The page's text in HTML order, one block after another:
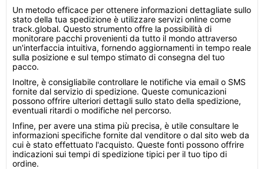
Un metodo efficace per ottenere informazioni dettagliate sullo
stato della tua spedizione è utilizzare servizi online come
track.global. Questo strumento offre la possibilità di
monitorare pacchi provenienti da tutto il mondo attraverso
un'interfaccia intuitiva, fornendo aggiornamenti in tempo reale
sulla posizione e sul tempo stimato di consegna del tuo
pacco.
Inoltre, è consigliabile controllare le notifiche via email o SMS
fornite dal servizio di spedizione. Queste comunicazioni
possono offrire ulteriori dettagli sullo stato della spedizione,
eventuali ritardi o modifiche nel percorso.
Infine, per avere una stima più precisa, è utile consultare le
informazioni specifiche fornite dal venditore o dal sito web da
cui è stato effettuato l'acquisto. Queste fonti possono offrire
indicazioni sui tempi di spedizione tipici per il tuo tipo di
ordine.